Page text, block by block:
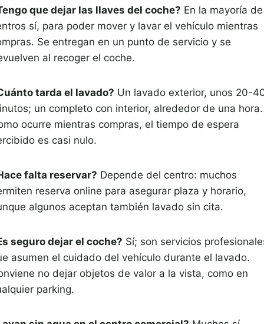
que dejar las llaves del coche? En la mayoría de
sí, para poder mover y lavar el vehículo mientras
Se entregan en un punto de servicio y se
al recoger el coche.
tarda el lavado? Un lavado exterior, unos 20-
un completo con interior, alrededor de una hora.
ocurre mientras compras, el tiempo de espera
es casi nulo.
falta reservar? Depende del centro: muchos
reserva online para asegurar plaza y horario,
algunos aceptan también lavado sin cita.
seguro dejar el coche? Sí; son servicios
asumen el cuidado del vehículo durante el lavado.
no dejar objetos de valor a la vista, como en
parking.